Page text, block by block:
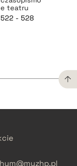
teatru
522 - 528